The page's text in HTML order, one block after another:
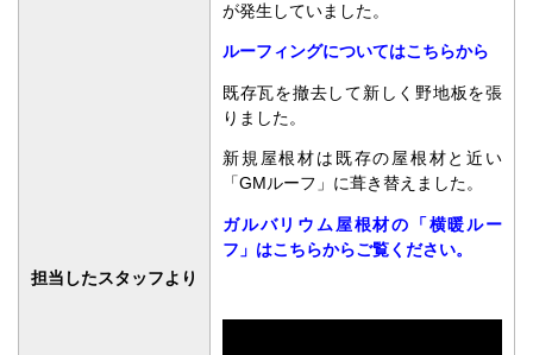
担当したスタッフより
が発生していました。
ルーフィングについてはこちらから
既存瓦を撤去して新しく野地板を張
りました。
新規屋根材は既存の屋根材と近い
「GMルーフ」に葺き替えました。
ガルバリウム屋根材の「横暖ルー
フ」はこちらからご覧ください。